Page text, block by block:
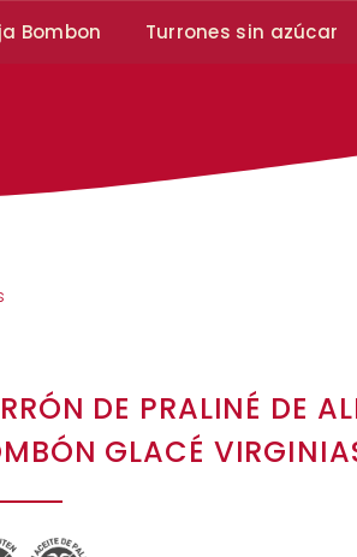
Bombon Turrones sin azúcar
DE PRALINÉ DE
GLACÉ